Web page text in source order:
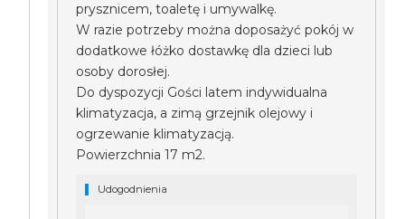
prysznicem, toaletę i umywalkę.
W razie potrzeby można doposażyć pokój w
dodatkowe łóżko dostawkę dla dzieci lub
osoby dorosłej.
Do dyspozycji Gości latem indywidualna
klimatyzacja, a zimą grzejnik olejowy i
ogrzewanie klimatyzacją.
Powierzchnia 17 m2.
Udogodnienia